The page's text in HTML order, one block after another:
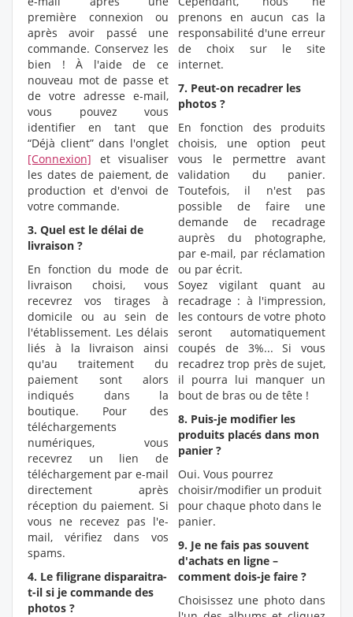
première connexion ou
après avoir passé une
commande. Conservez les
bien ! À l'aide de ce
nouveau mot de passe et
de votre adresse e-mail,
vous pouvez vous
identifier en tant que
“Déjà client” dans l'onglet
[Connexion] et visualiser
les dates de paiement, de
production et d'envoi de
votre commande.
3. Quel est le délai de
livraison ?
En fonction du mode de
livraison choisi, vous
recevrez vos tirages à
domicile ou au sein de
l'établissement. Les délais
liés à la livraison ainsi
qu'au traitement du
paiement sont alors
indiqués dans la
boutique. Pour des
téléchargements
numériques, vous
recevrez un lien de
téléchargement par e-mail
directement après
réception du paiement. Si
vous ne recevez pas l'e-
mail, vérifiez dans vos
spams.
4. Le filigrane disparaitra-
t-il si je commande des
photos ?
prenons en aucun cas la
responsabilité d'une erreur
de choix sur le site
internet.
7. Peut-on recadrer les
photos ?
En fonction des produits
choisis, une option peut
vous le permettre avant
validation du panier.
Toutefois, il n'est pas
possible de faire une
demande de recadrage
auprès du photographe,
par e-mail, par réclamation
ou par écrit.
Soyez vigilant quant au
recadrage : à l'impression,
les contours de votre photo
seront automatiquement
coupés de 3%... Si vous
recadrez trop près de sujet,
il pourra lui manquer un
bout de bras ou de tête !
8. Puis-je modifier les
produits placés dans mon
panier ?
Oui. Vous pourrez
choisir/modifier un produit
pour chaque photo dans le
panier.
9. Je ne fais pas souvent
d'achats en ligne –
comment dois-je faire ?
Choisissez une photo dans